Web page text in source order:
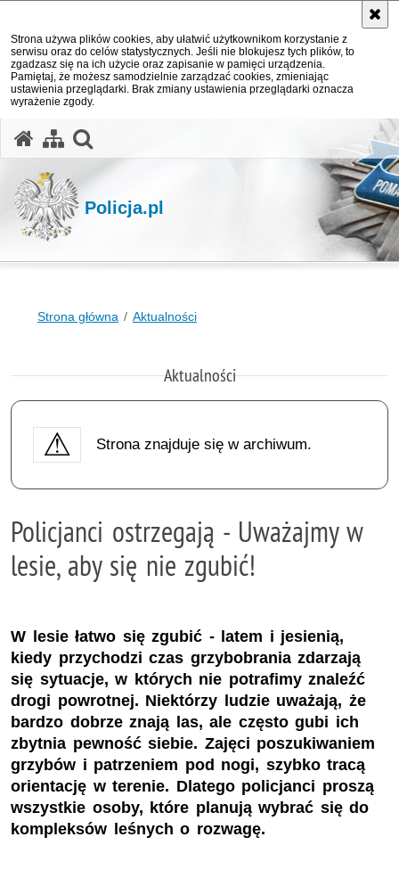
Strona używa plików cookies, aby ułatwić użytkownikom korzystanie z
serwisu oraz do celów statystycznych. Jeśli nie blokujesz tych plików, to
zgadzasz się na ich użycie oraz zapisanie w pamięci urządzenia.
Pamiętaj, że możesz samodzielnie zarządzać cookies, zmieniając
ustawienia przeglądarki. Brak zmiany ustawienia przeglądarki oznacza
wyrażenie zgody.
Policja.pl
Strona główna Aktualności
Aktualności
Strona znajduje się w archiwum.
Policjanci ostrzegają - Uważajmy w
lesie, aby się nie zgubić!
W lesie łatwo się zgubić - latem i jesienią,
kiedy przychodzi czas grzybobrania zdarzają
się sytuacje, w których nie potrafimy znaleźć
drogi powrotnej. Niektórzy ludzie uważają, że
bardzo dobrze znają las, ale często gubi ich
zbytnia pewność siebie. Zajęci poszukiwaniem
grzybów i patrzeniem pod nogi, szybko tracą
orientację w terenie. Dlatego policjanci proszą
wszystkie osoby, które planują wybrać się do
kompleksów leśnych o rozwagę.